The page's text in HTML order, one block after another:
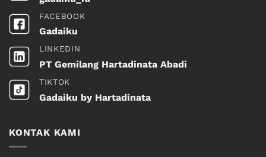
FACEBOOK
Gadaiku
LINKEDIN
PT Gemilang Hartadinata Abadi
TIKTOK
Gadaiku by Hartadinata
KONTAK KAMI